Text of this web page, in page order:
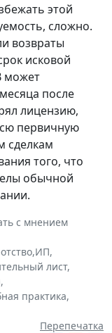
этой
сложно.
возвраты
исковой
может
после
лицензию,
первичную
сделкам
того, что
обычной
с мнением
,ИП,
лист,
,
практика,
Перепечатка